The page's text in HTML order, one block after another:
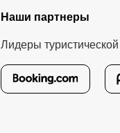
Наши партнеры
Лидеры